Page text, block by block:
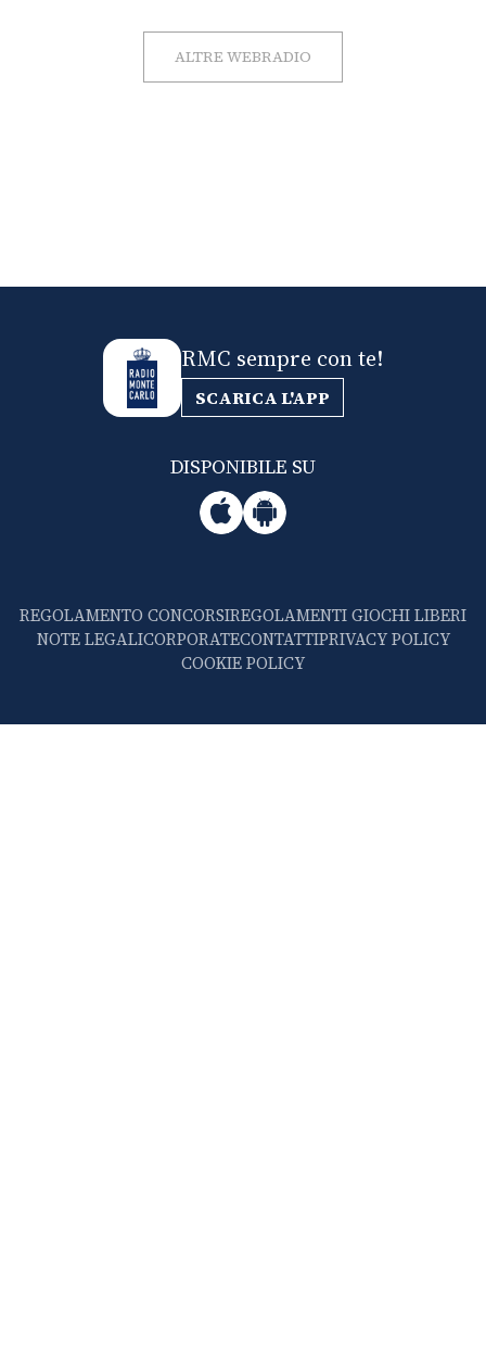
ALTRE WEBRADIO
RMC sempre con te!
SCARICA L'APP
DISPONIBILE SU
REGOLAMENTO CONCORSIREGOLAMENTI GIOCHI LIBERI
NOTE LEGALICORPORATECONTATTIPRIVACY POLICY
COOKIE POLICY